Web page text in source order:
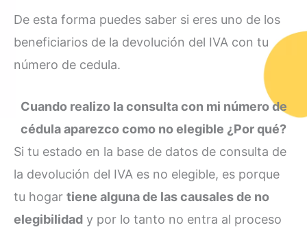
De esta forma puedes saber si eres uno de los
beneficiarios de la devolución del IVA con tu
número de cedula.
Cuando realizo la consulta con mi número de
cédula aparezco como no elegible ¿Por qué?
Si tu estado en la base de datos de consulta de
la devolución del IVA es no elegible, es porque
tu hogar tiene alguna de las causales de no
elegibilidad y por lo tanto no entra al proceso